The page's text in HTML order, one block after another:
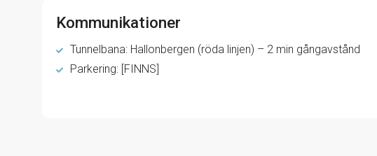
Kommunikationer
Tunnelbana: Hallonbergen (röda linjen) – 2 min gångavstånd
Parkering: [FINNS]